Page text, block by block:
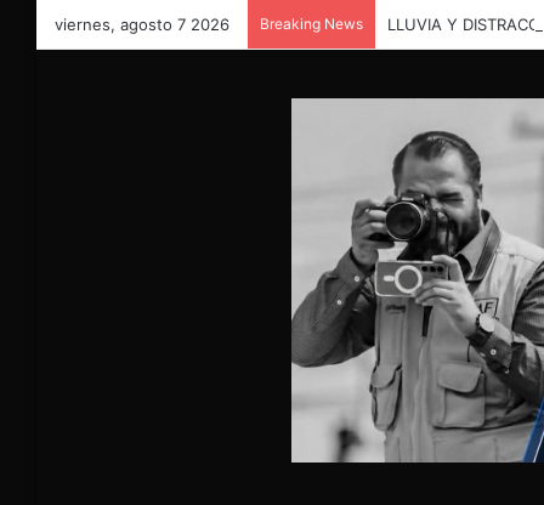
viernes, agosto 7 2026 Breaking News LLUVIA Y